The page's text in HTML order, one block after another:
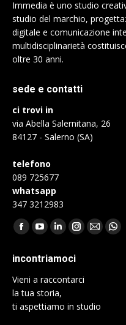
Immedia è uno studio
studio del marchio,
digitale e comunicazione
multidisciplinarietà
oltre 30 anni.
sede e contatti
ci trovi in
via Abella Salernitana, 26
84127 - Salerno (SA)
telefono
089 725677
whatsapp
347 3212983
Find us on:
Facebook
opens
in
new
window
YouTube
opens
in
new
window
Linkedin
opens
in
new
window
Instagram
opens
in
window
Mail
window
incontriamoci
Vieni a raccontarci
la tua storia,
ti aspettiamo in studio